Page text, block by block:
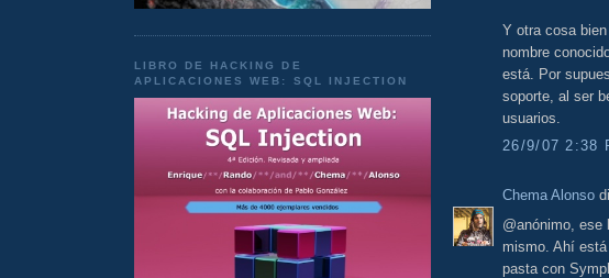
LIBRO DE HACKING DE
APLICACIONES WEB: SQL INJECTION
Y otra cosa
nombre
está. Por
soporte, al ser
usuarios.
26/9/07 2:38
Chema Alonso
@anónimo,
mismo. Ahí
pasta con